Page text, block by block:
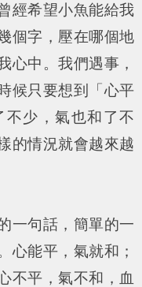
經希望小魚能給我
個字，壓在哪個地
心中。我們遇事，
候只要想到「心平
不少，氣也和了不
的情況就會越來越
句話，簡單的一
心能平，氣就和；
不平，氣不和，血